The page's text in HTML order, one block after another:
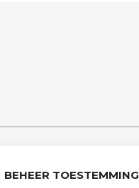
BEHEER TOESTEMMING